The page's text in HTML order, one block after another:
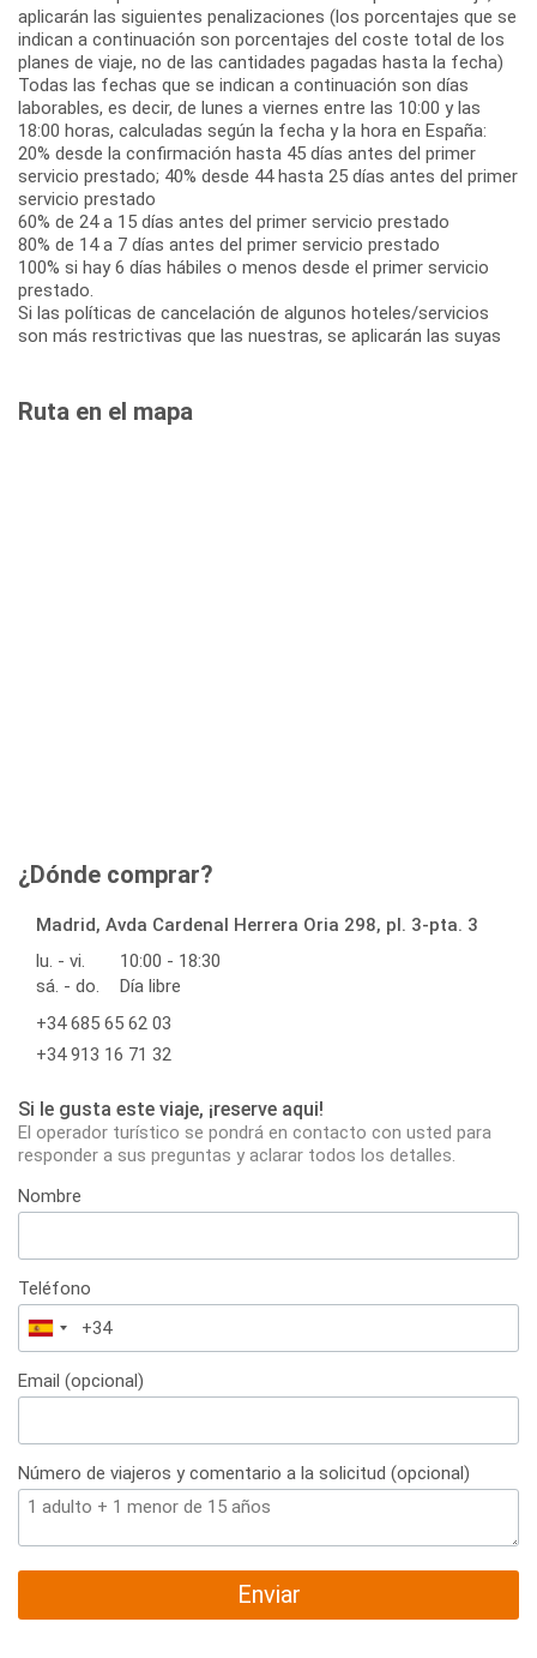
aplicarán las siguientes penalizaciones (los porcentajes que se
indican a continuación son porcentajes del coste total de los
planes de viaje, no de las cantidades pagadas hasta la fecha)
Todas las fechas que se indican a continuación son días
laborables, es decir, de lunes a viernes entre las 10:00 y las
18:00 horas, calculadas según la fecha y la hora en España:
20% desde la confirmación hasta 45 días antes del primer
servicio prestado; 40% desde 44 hasta 25 días antes del primer
servicio prestado
60% de 24 a 15 días antes del primer servicio prestado
80% de 14 a 7 días antes del primer servicio prestado
100% si hay 6 días hábiles o menos desde el primer servicio
prestado.
Si las políticas de cancelación de algunos hoteles/servicios
son más restrictivas que las nuestras, se aplicarán las suyas
Ruta en el mapa
¿Dónde comprar?
Madrid, Avda Cardenal Herrera Oria 298, pl. 3-pta. 3
lu. - vi.
10:00 - 18:30
sá. - do.
Día libre
+34 685 65 62 03
+34 913 16 71 32
Si le gusta este viaje, ¡reserve aqui!
El operador turístico se pondrá en contacto con usted para
responder a sus preguntas y aclarar todos los detalles.
Nombre
Teléfono
España
+34
Email (opcional)
Número de viajeros y comentario a la solicitud (opcional)
Enviar